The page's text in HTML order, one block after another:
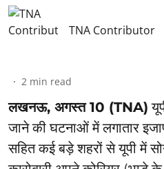
TNA Contributor
2 min read
लखनऊ, अगस्त 10 (TNA)
जाने की घटनाओं में लगातार
सहित कई बड़े शहरों से यूपी में